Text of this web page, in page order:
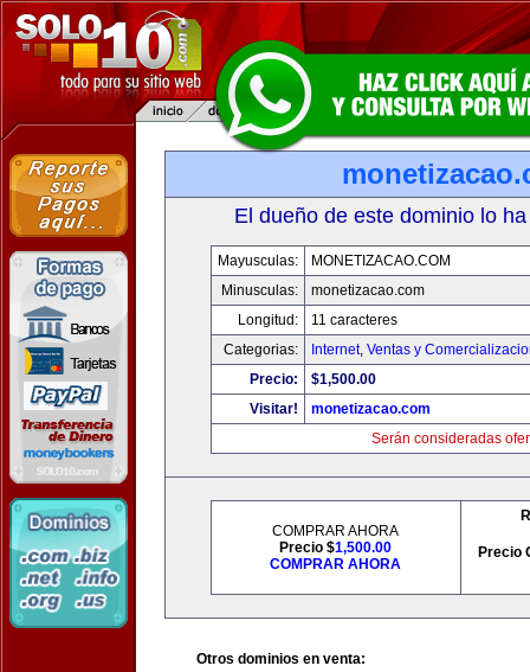
El dueño de este dominio lo
Mayusculas:
MONETIZACAO.COM
Minusculas:
monetizacao.com
Longitud:
11 caracteres
Categorias:
Internet, Ventas y
Precio:
$1,500.00
Visitar!
monetizacao.com
Serán consideradas
COMPRAR AHORA
Precio $1,500.00
COMPRAR AHORA
Precio
Otros dominios en venta: